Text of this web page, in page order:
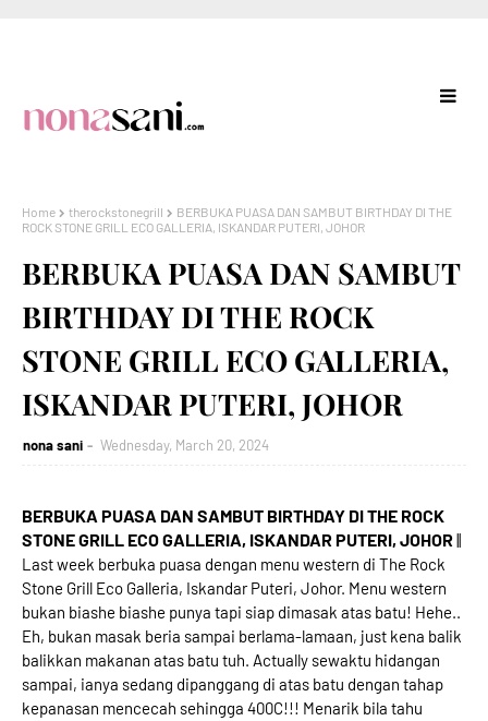
Home therockstonegrill
BERBUKA PUASA DAN SAMBUT BIRTHDAY DI THE
ROCK STONE GRILL ECO GALLERIA, ISKANDAR PUTERI, JOHOR
BERBUKA PUASA DAN SAMBUT
BIRTHDAY DI THE ROCK
STONE GRILL ECO GALLERIA,
ISKANDAR PUTERI, JOHOR
nona sani Wednesday, March 20, 2024
BERBUKA PUASA DAN SAMBUT BIRTHDAY DI THE ROCK
STONE GRILL ECO GALLERIA, ISKANDAR PUTERI, JOHOR||
Last week berbuka puasa dengan menu western di The Rock
Stone Grill Eco Galleria, Iskandar Puteri, Johor. Menu western
bukan biashe biashe punya tapi siap dimasak atas batu! Hehe..
Eh, bukan masak beria sampai berlama-lamaan, just kena balik
balikkan makanan atas batu tuh. Actually sewaktu hidangan
sampai, ianya sedang dipanggang di atas batu dengan tahap
kepanasan mencecah sehingga 400C!!! Menarik bila tahu